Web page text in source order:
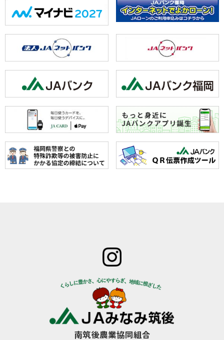
組合員
数･組合
員組織
情報開
示
JA共済
営農資
材
南筑後農業協同組合